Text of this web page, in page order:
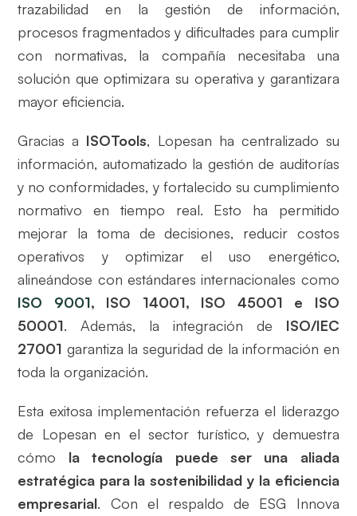
trazabilidad en la gestión de información,
procesos fragmentados y dificultades para cumplir
con normativas, la compañía necesitaba una
solución que optimizara su operativa y garantizara
mayor eficiencia.
Gracias a ISOTools, Lopesan ha centralizado su
información, automatizado la gestión de auditorías
y no conformidades, y fortalecido su cumplimiento
normativo en tiempo real. Esto ha permitido
mejorar la toma de decisiones, reducir costos
operativos y optimizar el uso energético,
alineándose con estándares internacionales como
ISO 9001, ISO 14001, ISO 45001 e ISO
50001. Además, la integración de ISO/IEC
27001 garantiza la seguridad de la información en
toda la organización.
Esta exitosa implementación refuerza el liderazgo
de Lopesan en el sector turístico, y demuestra
cómo la tecnología puede ser una aliada
estratégica para la sostenibilidad y la eficiencia
empresarial. Con el respaldo de ESG Innova